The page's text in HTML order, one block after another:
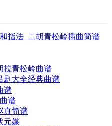
指法_二胡青松岭插曲简谱
拉青松岭曲谱
剧大全经典曲谱
谱
谱
真简谱
元媒